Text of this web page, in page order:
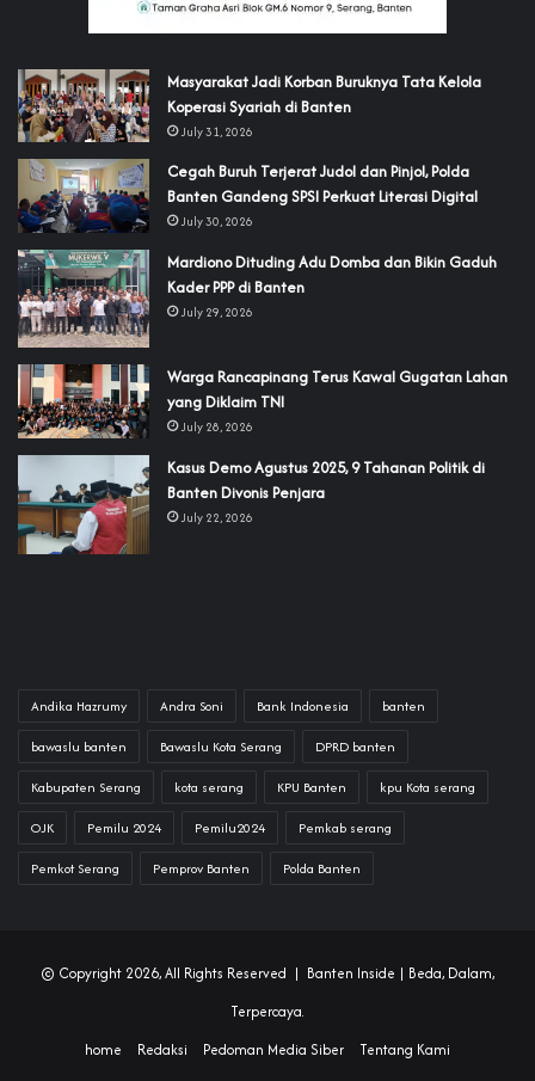
‎Masyarakat Jadi Korban Buruknya Tata Kelola
Koperasi Syariah di Banten
July 31, 2026
Cegah Buruh Terjerat Judol dan Pinjol, Polda
Banten Gandeng SPSI Perkuat Literasi Digital
July 30, 2026
‎Mardiono Dituding Adu Domba dan Bikin Gaduh
Kader PPP di Banten
July 29, 2026
‎Warga Rancapinang Terus Kawal Gugatan Lahan
yang Diklaim TNI‎‎
July 28, 2026
‎Kasus Demo Agustus 2025, 9 Tahanan Politik di
Banten Divonis Penjara
July 22, 2026
Andika Hazrumy Andra Soni Bank Indonesia banten
bawaslu banten Bawaslu Kota Serang DPRD banten
Kabupaten Serang kota serang KPU Banten kpu Kota serang
OJK Pemilu 2024 Pemilu2024 Pemkab serang
Pemkot Serang Pemprov Banten Polda Banten
© Copyright 2026, All Rights Reserved | Banten Inside | Beda, Dalam,
Terpercaya.
home
Redaksi Pedoman Media Siber
Tentang Kami